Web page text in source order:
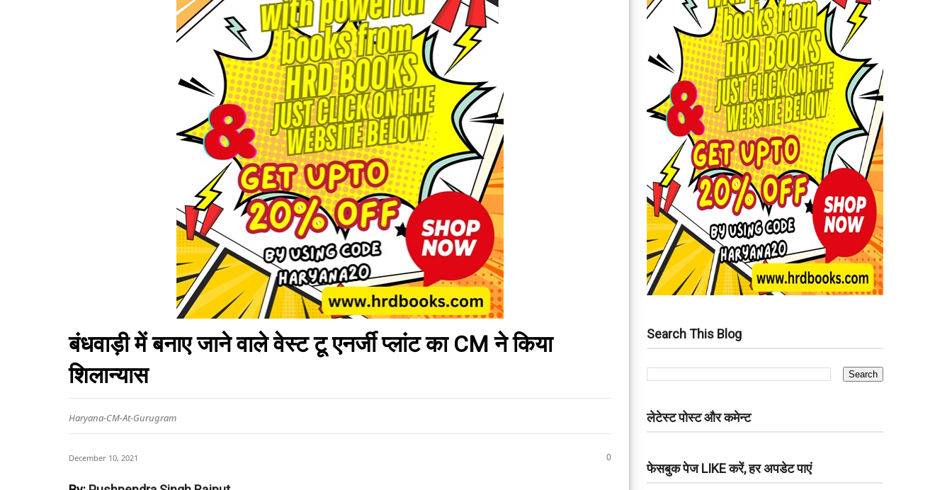
बंधवाड़ी में बनाए जाने वाले वेस्ट टू एनर्जी प्लांट का CM ने किया
शिलान्यास
Haryana-CM-At-Gurugram
December 10, 2021 0
Search This Blog
लेटेस्ट पोस्ट और कमेन्ट
फेसबुक पेज LIKE करें, हर अपडेट पाएं